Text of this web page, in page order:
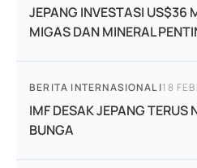
JEPANG INVESTASI US$36
MIGAS DAN MINERAL
BERITA INTERNASIONAL |18
IMF DESAK JEPANG TERUS
BUNGA